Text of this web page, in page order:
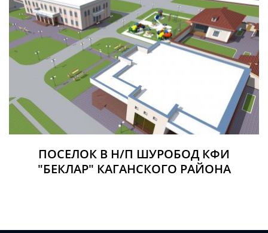
ПОСЕЛОК В Н/П ШУРОБОД КФИ
"БЕКЛАР" КАГАНСКОГО РАЙОНА